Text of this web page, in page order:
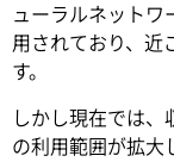
ューラルネットワ
用されており、近
す。
しかし現在では、
の利用範囲が拡大